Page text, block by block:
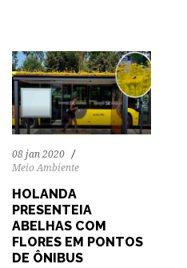
08 jan 2020
Meio Ambiente
HOLANDA
PRESENTEIA
ABELHAS COM
FLORES EM PONTOS
DE ÔNIBUS